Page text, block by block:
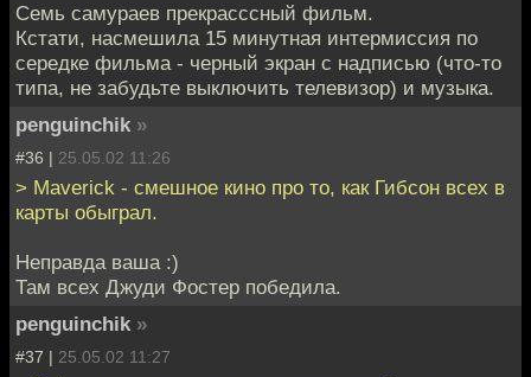
Семь самураев прекрасссный фильм.
Кстати, насмешила 15 минутная интермиссия по
середке фильма - черный экран с надписью (что-то
типа, не забудьте выключить телевизор) и музыка.
penguinchik »
#36 | 25.05.02 11:26
> Maverick - смешное кино про то, как Гибсон всех в
карты обыграл.
Неправда ваша :)
Там всех Джуди Фостер победила.
penguinchik »
#37 | 25.05.02 11:27